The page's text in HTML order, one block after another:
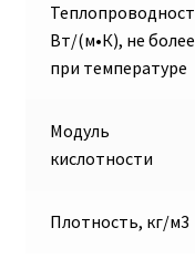
Вт/(м•К), не более
при температуре
Модуль
кислотности
Плотность, кг/м3